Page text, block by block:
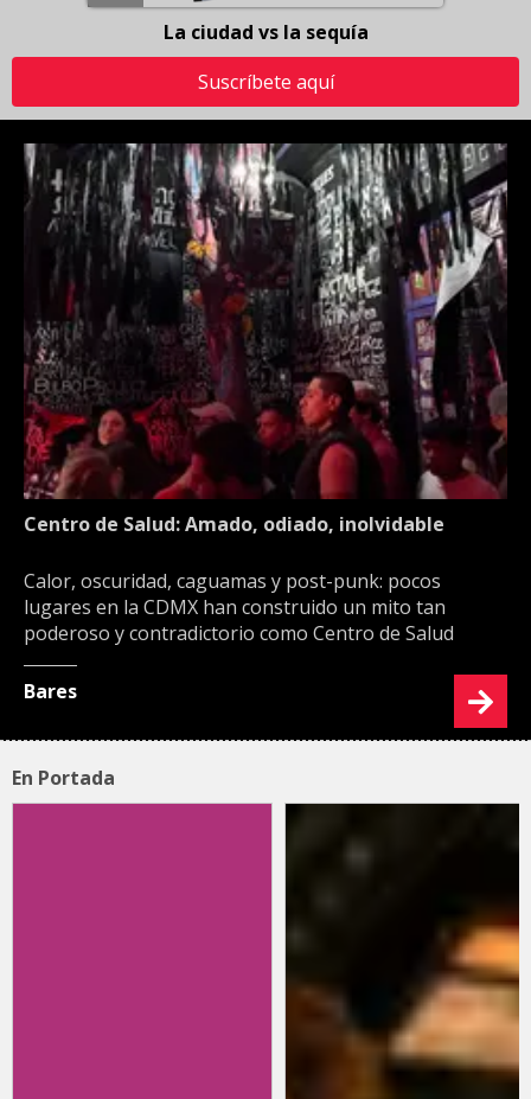
La ciudad vs la sequía
Suscríbete aquí
Centro de Salud: Amado, odiado, inolvidable
Calor, oscuridad, caguamas y post-punk: pocos
lugares en la CDMX han construido un mito tan
poderoso y contradictorio como Centro de Salud
Bares
En Portada